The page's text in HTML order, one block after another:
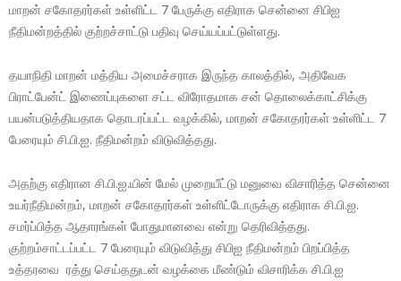
மாறன் சகோதரர்கள் உள்ளிட்ட 7 பேருக்கு எதிராக சென்னை சிபிஐ
நீதிமன்றத்தில் குற்றச்சாட்டு பதிவு செய்யப்பட்டுள்ளது.
தயாநிதி மாறன் மத்திய அமைச்சராக இருந்த காலத்தில், அதிவேக
பிராட்பேன்ட் இணைப்புகளை சட்ட விரோதமாக சன் தொலைக்காட்சிக்கு
பயன்படுத்தியதாக தொடரப்பட்ட வழக்கில், மாறன் சகோதரர்கள் உள்ளிட்ட 7
பேரையும் சி.பி.ஐ. நீதிமன்றம் விடுவித்தது.
அதற்கு எதிரான சி.பி.ஐ.யின் மேல் முறையீட்டு மனுவை விசாரித்த சென்னை
உயர்நீதிமன்றம், மாறன் சகோதரர்கள் உள்ளிட்டோருக்கு எதிராக சி.பி.ஐ.
சமர்ப்பித்த ஆதாரங்கள் போதுமானவை என்று தெரிவித்தது.
குற்றம்சாட்டப்பட்ட 7 பேரையும் விடுவித்து சிபிஐ நீதிமன்றம் பிறப்பித்த
உத்தரவை ரத்து செய்ததுடன் வழக்கை மீண்டும் விசாரிக்க சி.பி.ஐ